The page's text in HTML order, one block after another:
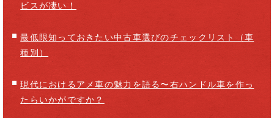
ビスが凄い！
最低限知っておきたい中古車選びのチェックリスト（車
種別）
現代におけるアメ車の魅力を語る〜右ハンドル車を作っ
たらいかがですか？